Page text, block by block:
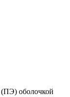
оболочкой